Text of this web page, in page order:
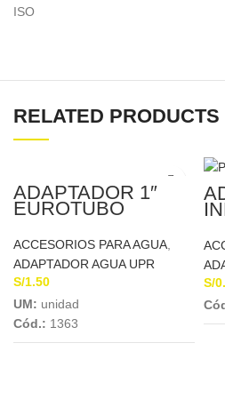
ISO
RELATED PRODUCTS
ADAPTADOR 1″
EUROTUBO
ACCESORIOS PARA AGUA
ADAPTADOR AGUA UPR
S/1.50
UM: unidad
Cód.: 1363
S/